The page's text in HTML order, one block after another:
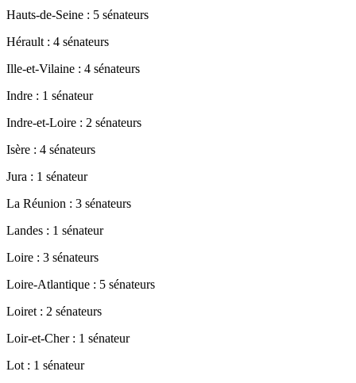
Hauts-de-Seine : 5 sénateurs
Hérault : 4 sénateurs
Ille-et-Vilaine : 4 sénateurs
Indre : 1 sénateur
Indre-et-Loire : 2 sénateurs
Isère : 4 sénateurs
Jura : 1 sénateur
La Réunion : 3 sénateurs
Landes : 1 sénateur
Loire : 3 sénateurs
Loire-Atlantique : 5 sénateurs
Loiret : 2 sénateurs
Loir-et-Cher : 1 sénateur
Lot : 1 sénateur